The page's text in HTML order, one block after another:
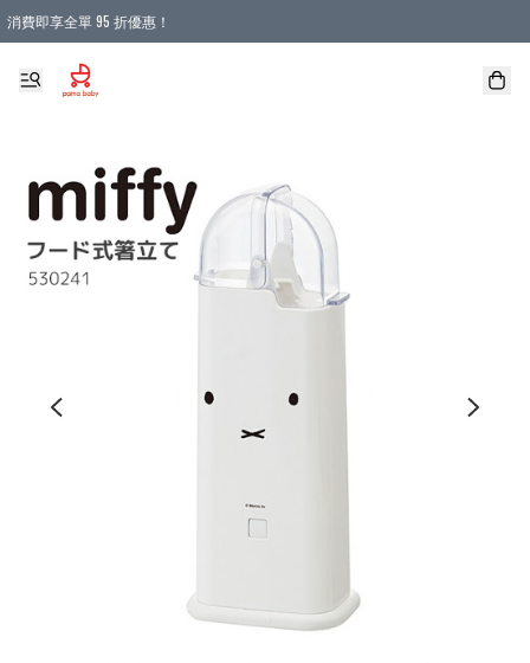
消費即享全單 95 折優惠！
購物滿 HKD 900.00即享免運費優惠！（適用於 本地送貨、本地取貨 )